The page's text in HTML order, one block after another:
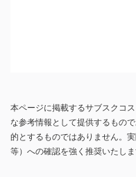
本ページに掲載するサブスクコ
な参考情報として提供するもの
的とするものではありません。
等）への確認を強く推奨いたしま